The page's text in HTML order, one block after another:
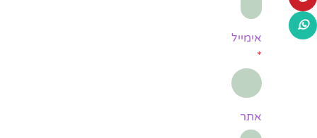
אימייל
*
אתר